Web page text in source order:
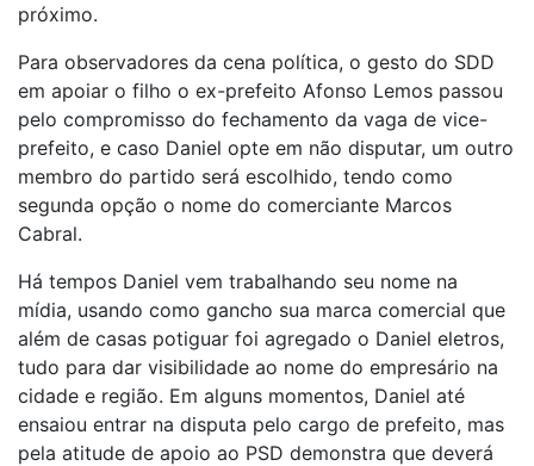
próximo.
Para observadores da cena política, o gesto do SDD
em apoiar o filho o ex-prefeito Afonso Lemos passou
pelo compromisso do fechamento da vaga de vice-
prefeito, e caso Daniel opte em não disputar, um outro
membro do partido será escolhido, tendo como
segunda opção o nome do comerciante Marcos
Cabral.
Há tempos Daniel vem trabalhando seu nome na
mídia, usando como gancho sua marca comercial que
além de casas potiguar foi agregado o Daniel eletros,
tudo para dar visibilidade ao nome do empresário na
cidade e região. Em alguns momentos, Daniel até
ensaiou entrar na disputa pelo cargo de prefeito, mas
pela atitude de apoio ao PSD demonstra que deverá